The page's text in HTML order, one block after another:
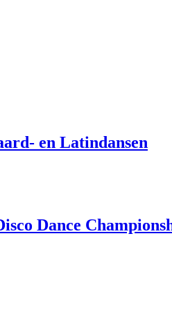
en Latindansen
Dance